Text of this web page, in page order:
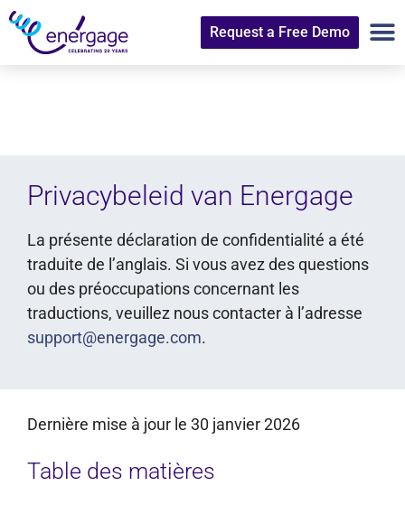
Request a Free Demo
Privacybeleid van Energage
La présente déclaration de confidentialité a été
traduite de l’anglais. Si vous avez des questions
ou des préoccupations concernant les
traductions, veuillez nous contacter à l’adresse
support@energage.com.
Dernière mise à jour le 30 janvier 2026
Table des matières